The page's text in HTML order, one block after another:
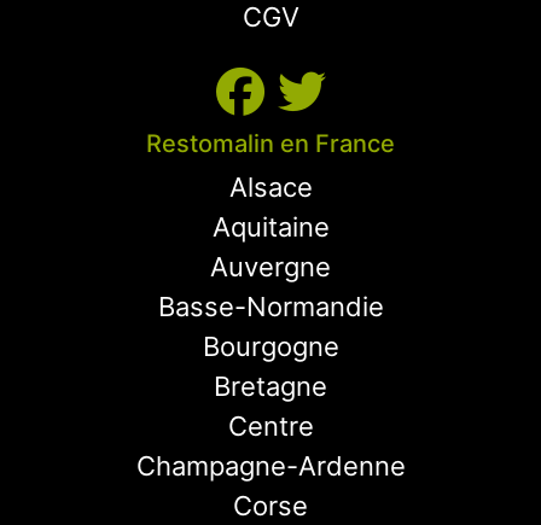
CGV
Restomalin en France
Alsace
Aquitaine
Auvergne
Basse-Normandie
Bourgogne
Bretagne
Centre
Champagne-Ardenne
Corse